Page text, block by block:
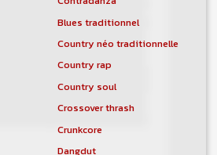
Blues traditionnel
Country néo traditionnelle
Country rap
Country soul
Crossover thrash
Crunkcore
Dangdut